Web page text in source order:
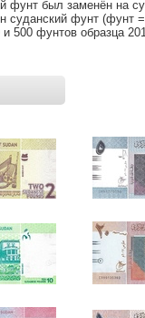
фунт был заменён на
суданский фунт (фунт
500 фунтов образца